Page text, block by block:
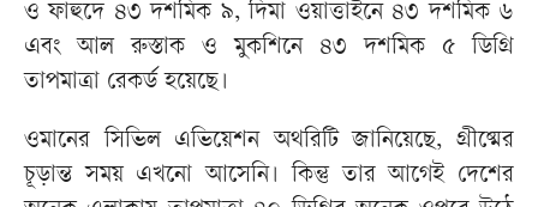
ও ফাহুদে ৪৩ দশমিক ৯, দিমা ওয়াত্তাইনে ৪৩ দশমিক ৬
এবং আল রুস্তাক ও মুকশিনে ৪৩ দশমিক ৫ ডিগ্রি
তাপমাত্রা রেকর্ড হয়েছে।
ওমানের সিভিল এভিয়েশন অথরিটি জানিয়েছে, গ্রীষ্মের
চূড়ান্ত সময় এখনো আসেনি। কিন্তু তার আগেই দেশের